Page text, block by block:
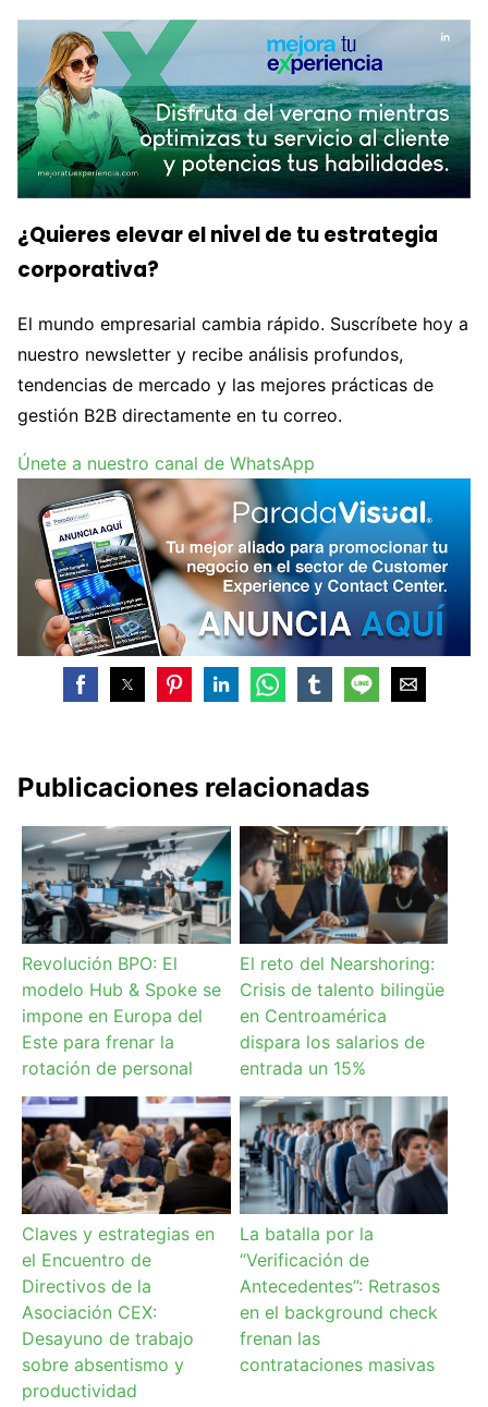
¿Quieres elevar el nivel de tu estrategia
corporativa?
El mundo empresarial cambia rápido. Suscríbete hoy a
nuestro newsletter y recibe análisis profundos,
tendencias de mercado y las mejores prácticas de
gestión B2B directamente en tu correo.
Únete a nuestro canal de WhatsApp
Publicaciones relacionadas
Revolución BPO: El
modelo Hub & Spoke se
impone en Europa del
Este para frenar la
rotación de personal
El reto del Nearshoring:
Crisis de talento bilingüe
en Centroamérica
dispara los salarios de
entrada un 15%
Claves y estrategias en
el Encuentro de
Directivos de la
Asociación CEX:
Desayuno de trabajo
sobre absentismo y
productividad
La batalla por la
“Verificación de
Antecedentes”: Retrasos
en el background check
frenan las
contrataciones masivas